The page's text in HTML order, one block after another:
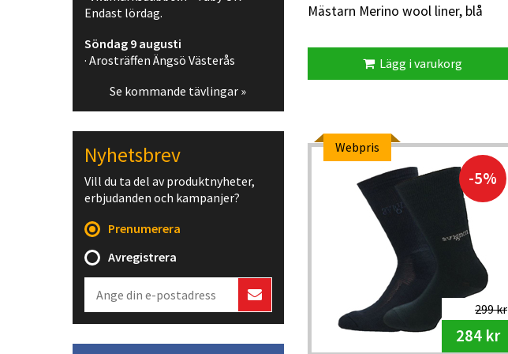
Mästarn Merino wool liner, blå
Lägg i varukorg
Webpris
-5%
299 kr
284 kr
Endast lördag.
Söndag 9 augusti
· Arosträffen Ängsö Västerås
Se kommande tävlingar »
Nyhetsbrev
Vill du ta del av produktnyheter,
erbjudanden och kampanjer?
Prenumerera
Avregistrera